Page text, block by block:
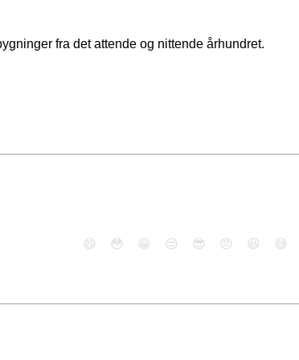
fra det attende og nittende århundret.
😄 😳 😁 😒 😎 😠 😆 😅